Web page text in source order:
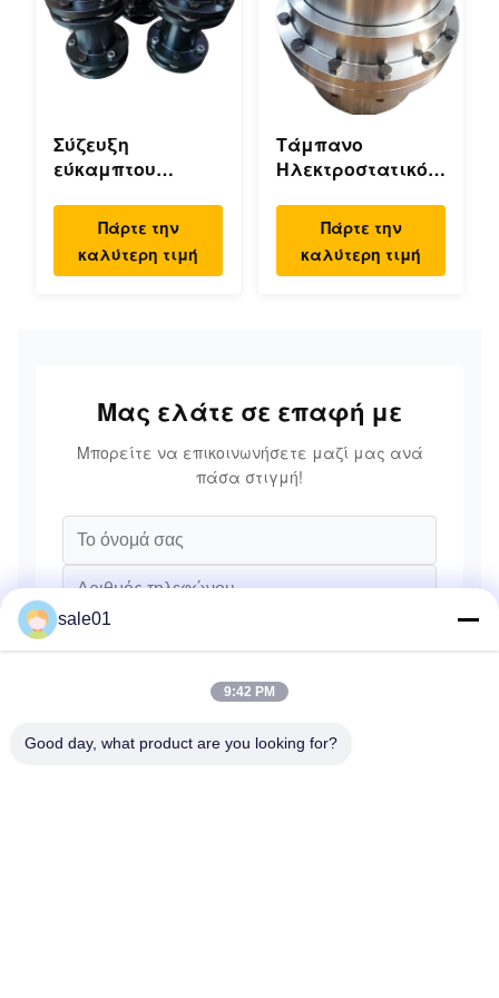
Σύζευξη
εύκαμπτου
μηδενικής τάσης,
διπλού δίσκου,
υψηλής
Πάρτε την
καλύτερη τιμή
Τάμπανο
Ηλεκτροστατικό
Ψεκασμού
Ευέλικτο Γεραίο
Υψηλή ακρίβεια
Πάρτε την
καλύτερη τιμή
Μας ελάτε σε επαφή με
Μπορείτε να επικοινωνήσετε μαζί μας ανά
πάσα στιγμή!
sale01
9:42 PM
Good day, what product are you looking for?